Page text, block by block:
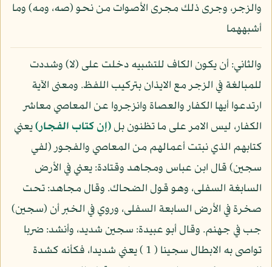
والزجر، وجرى ذلك مجرى الأصوات من نحو (صه، ومه) وما
أشبههما
والثاني: أن يكون الكاف للتشبيه دخلت على (لا) وشددت
للمبالغة في الزجر مع الايذان بتركيب اللفظ. ومعنى الآية
ارتدعوا أيها الكفار والعصاة وانزجروا عن المعاصي معاشر
الكفار، ليس الامر على ما تظنون بل(إن كتاب الفجار)يعني
كتابهم الذي نبتت أعمالهم من المعاصي والفجور (لفي
سجين) قال ابن عباس ومجاهد وقتادة: يعني في الأرض
السابغة السفلى، وهو قول الضحاك. وقال مجاهد: تحت
صخرة في الأرض السابعة السفلى، وروي في الخبر أن (سجين)
جب في جهنم. وقال أبو عبيدة: سجين شديد، وأنشد: ضربا
تواصى به الابطال سجينا ( 1 ) يعني شديدا، فكأنه كشدة